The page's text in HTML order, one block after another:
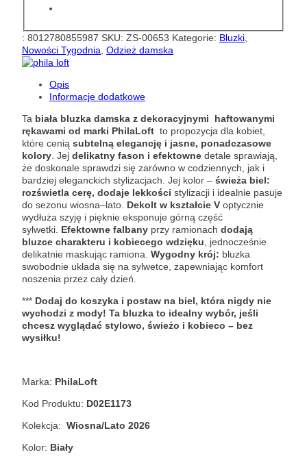
: 8012780855987 SKU: ZS-00653 Kategorie: Bluzki
Nowości Tygodnia Odzież damska
Opis
Informacje dodatkowe
Ta biała bluzka damska z dekoracyjnymi haftowanymi
rękawami od marki PhilaLoft to propozycja dla kobiet,
które cenią subtelną elegancję i jasne, ponadczasowe
kolory . Jej delikatny fason i efektowne detale sprawiają,
że doskonale sprawdzi się zarówno w codziennych, jak i
bardziej eleganckich stylizacjach. Jej kolor – świeża biel:
rozświetla cerę, dodaje lekkości stylizacji i idealnie pasuje
do sezonu wiosna–lato. Dekolt w kształcie V optycznie
wydłuża szyję i pięknie eksponuje górną część
sylwetki. Efektowne falbany przy ramionach dodają
bluzce charakteru i kobiecego wdzięku , jednocześnie
delikatnie maskując ramiona. Wygodny krój: bluzka
swobodnie układa się na sylwetce, zapewniając komfort
noszenia przez cały dzień.
*** Dodaj do koszyka i postaw na biel, która nigdy nie
wychodzi z mody! Ta bluzka to idealny wybór, jeśli
chcesz wyglądać stylowo, świeżo i kobieco – bez
wysiłku!
Marka: PhilaLoft
Kod Produktu: D02E1173
Kolekcja: Wiosna/Lato 2026
Kolor: Biały